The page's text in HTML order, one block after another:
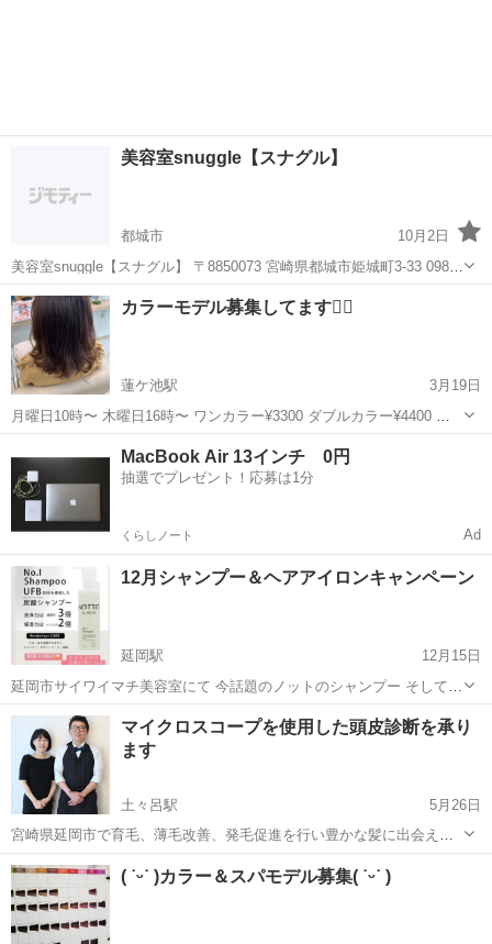
美容室snuggle【スナグル】
都城市
10月2日
美容室snuggle【スナグル】 〒8850073 宮崎県都城市姫城町3-33 0986-
77-8865 https://www.snuggle-salon.com/ 髪質改善を得意としている美
容室です。 Sn...
宮崎 都城市 ヘアサロン 美容室
カラーモデル募集してます🙇‍♀️
蓮ケ池駅
3月19日
月曜日10時〜 木曜日16時〜 ワンカラー¥3300 ダブルカラー¥4400 カ
ラーモデルを募集しています！！ 可愛く、かっこよく、イメージ通り
に仕上げられるように精一杯施術させていただきます⭐️ ご都合の良い
方、...
ヘアサロン
MacBook Air 13インチ 0円
抽選でプレゼント！応募は1分
くらしノート Ad
12月シャンプー＆ヘアアイロンキャンペーン
延岡駅
12月15日
延岡市サイワイマチ美容室にて 今話題のノットのシャンプー そしてサ
ロン用ヘアアイロンを販売することになりました 延岡でも取り扱って
いるお店も少なく 数に限りがあり残り数台在庫があります‼️ お値段は
シャンプー 税込4180円...
宮崎 延岡市 延岡駅 ヘアサロン
マイクロスコープを使用した頭皮診断を承り
ます
土々呂駅
5月26日
宮崎県延岡市で育毛、薄毛改善、発毛促進を行い豊かな髪に出会える
理容室 トータス 軒続きの隣は、奥さんが美容室 ヘアメイクナチュラ
ルを営業しています。 http://hatumou-kaizen.com/ 理容室...
宮崎 延岡市 ヘアサロン 幹細胞
( ˙ᵕ˙ )カラー＆スパモデル募集( ˙ᵕ˙ )